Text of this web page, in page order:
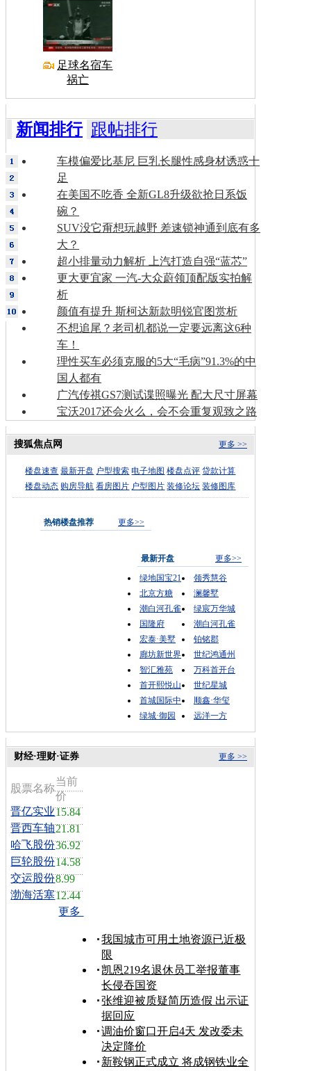
足球名宿车
祸亡
新闻排行 跟帖排行
车模偏爱比基尼 巨乳长腿性感身材诱惑十
足
在美国不吃香 全新GL8升级欲抢日系饭
碗？
SUV没它甭想玩越野 差速锁神通到底有多
大？
超小排量动力解析 上汽打造自强“蓝芯”
更大更宜家 一汽-大众蔚领顶配版实拍解
析
颜值有提升 斯柯达新款明锐官图赏析
不想追尾？老司机都说一定要远离这6种
车！
理性买车必须克服的5大“毛病”91.3%的中
国人都有
广汽传祺GS7测试谍照曝光 配大尺寸屏幕
宝沃2017还会火么，会不会重复观致之路
更多 >>
搜狐焦点网
楼盘速查 最新开盘 户型搜索 电子地图 楼盘点评 贷款计算
楼盘动态 购房导航 看房图片 户型图片 装修论坛 装修图库
热销楼盘推荐 更多>>
最新开盘
更多>>
绿地国宝21
领秀慧谷
北京方糖
澜馨墅
潮白河孔雀
绿宸万华城
国隆府
潮白河孔雀
宏泰·美墅
铂铭郡
廊坊新世界
世纪鸿通州
智汇雅苑
万科首开台
首开熙悦山
世纪星城
首城国际中
顺鑫·华玺
绿城·御园
远洋一方
更多 >>
财经·理财·证券
股票名称
当前
价
晋亿实业15.84
晋西车轴21.81
哈飞股份36.92
巨轮股份14.58
交运股份8.99
渤海活塞12.44
更多
我国城市可用土地资源已近极
限
凯恩219名退休员工举报董事
长侵吞国资
张维迎被质疑简历造假 出示证
据回应
调油价窗口开启4天 发改委未
决定降价
新鞍钢正式成立 将成钢铁业全